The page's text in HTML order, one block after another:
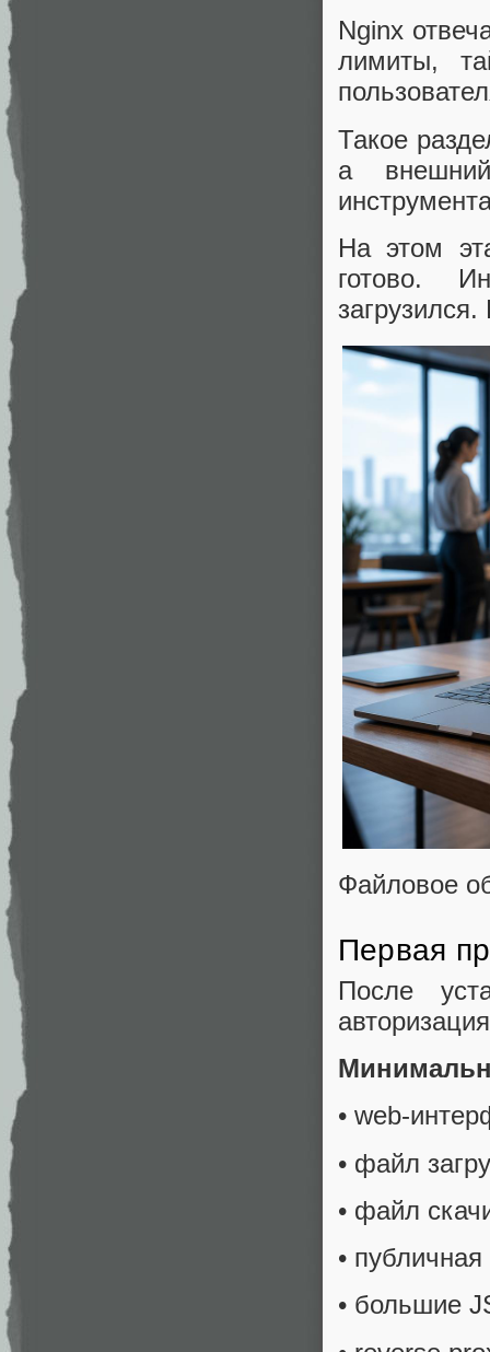
Nginx
лимиты,
Такое
а
На этом
готово.
Файловое
Первая
После
• web-
• файл
• файл
•
• большие